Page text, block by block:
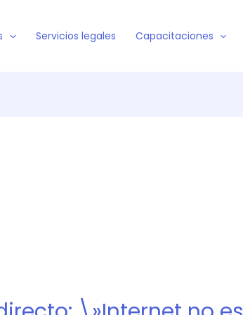
Servicios legales Capacitaciones